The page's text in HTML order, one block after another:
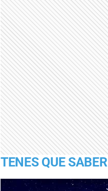
TENES QUE SABER